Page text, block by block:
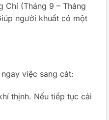
(Tháng 9 – Tháng
người khuất có một
việc sang cát:
thịnh. Nếu tiếp tục cải